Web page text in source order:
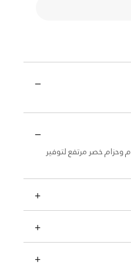
وحزام خصر مرتفع لتوفير